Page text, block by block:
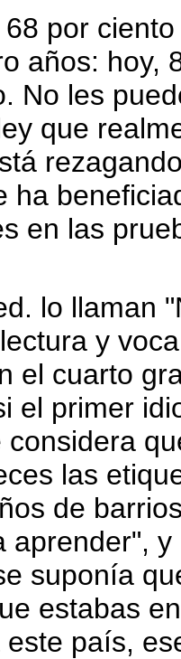
por
años: hoy,
No les
que
ha
en las
lo llaman
y
el cuarto
el primer
las
de
aprender",
suponía
estabas
país,